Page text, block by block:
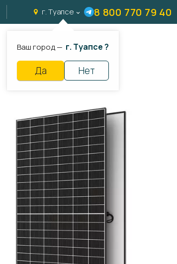
г. Туапсе
Ваш город — г. Туапсе ?
Да Нет
8 800 770 79 40